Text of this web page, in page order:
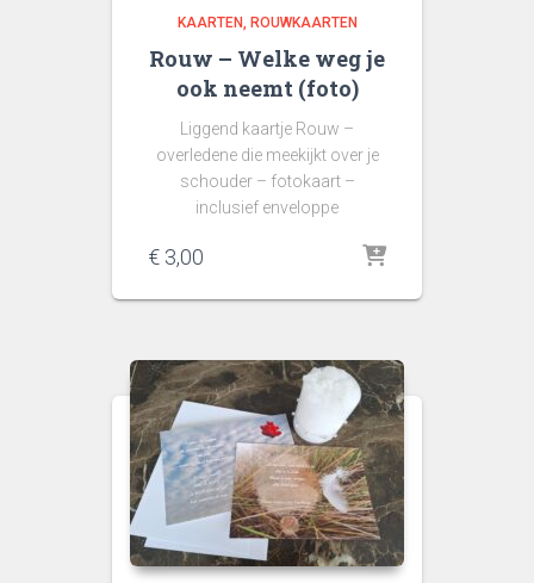
KAARTEN ROUWKAARTEN
Rouw – Welke weg je
ook neemt (foto)
Liggend kaartje Rouw –
overledene die meekijkt over je
schouder – fotokaart –
inclusief enveloppe
€ 3,00